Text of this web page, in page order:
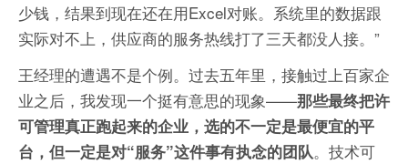
少钱，结果到现在还在用Excel对账。系统里的数据跟
实际对不上，供应商的服务热线打了三天都没人接。”
王经理的遭遇不是个例。过去五年里，接触过上百家企
业之后，我发现一个挺有意思的现象——那些最终把许
可管理真正跑起来的企业，选的不一定是最便宜的平
台，但一定是对“服务”这件事有执念的团队。技术可